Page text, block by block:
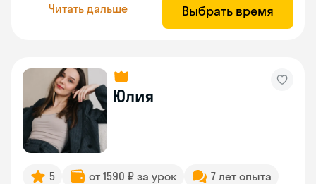
Читать дальше Выбрать время
Юлия
5 от 1590 ₽ за урок 7 лет опыта